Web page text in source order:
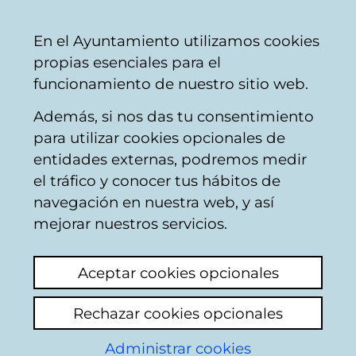
Vitoria-
Gasteiz
Castellano
Euskera
¿Por qué las
actividades de
Izaskun Arrue
Kulturgunea no
aparecen en la
En el Ayuntamiento utilizamos cookies
propias esenciales para el
funcionamiento de nuestro sitio web.
Además, si nos das tu consentimiento
para utilizar cookies opcionales de
entidades externas, podremos medir
el tráfico y conocer tus hábitos de
navegación en nuestra web, y así
mejorar nuestros servicios.
Aceptar cookies opcionales
Rechazar cookies opcionales
Administrar cookies